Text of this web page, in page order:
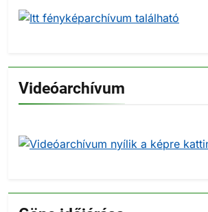
Videóarchívum